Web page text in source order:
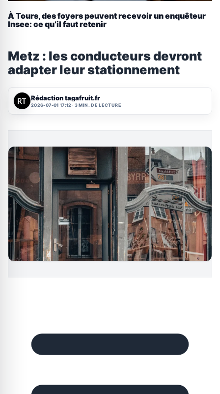
À Tours, des foyers peuvent recevoir un enquêteur
Insee: ce qu’il faut retenir
Metz : les conducteurs devront
adapter leur stationnement
Rédaction tagafruit.fr
2026-07-01 17:12 3 MIN. DE LECTURE